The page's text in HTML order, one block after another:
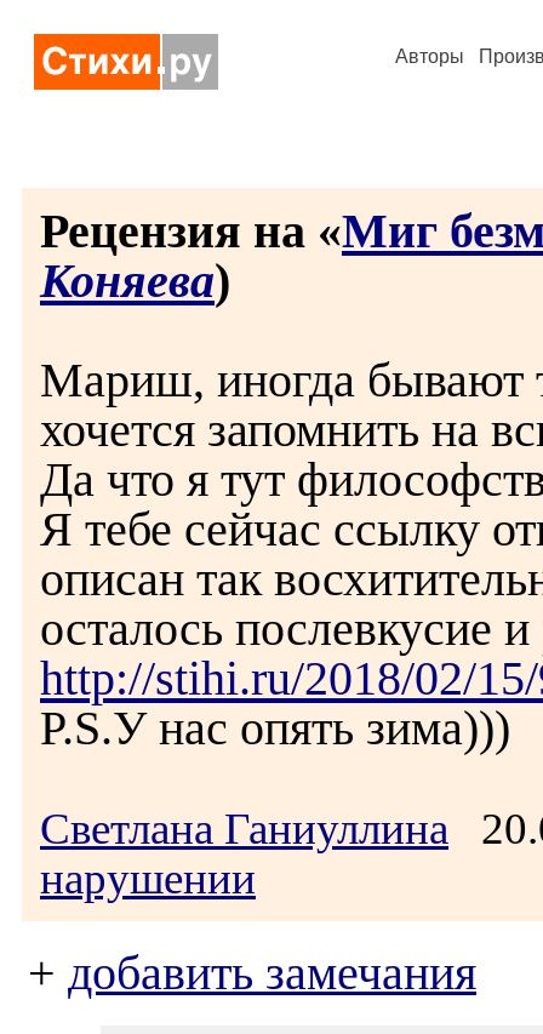
Авторы
Рецензия на «Миг
Коняева)
Мариш, иногда бывают
хочется запомнить на
Да что я тут
Я тебе сейчас ссылку
описан так
осталось послевкусие
http://stihi.ru/2018/02/
P.S.У нас опять зима)))
Светлана Ганиуллина
нарушении
+ добавить замечания